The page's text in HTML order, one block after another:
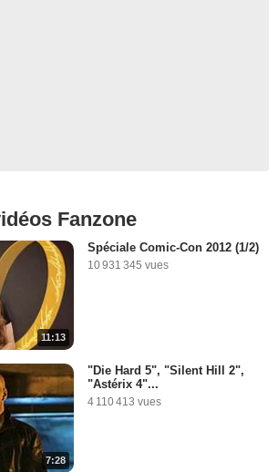
Fanzone
11:13
Spéciale Comic-Con 2012 (1/2)
10 931 345 vues
7:28
"Die Hard 5", "Silent Hill 2",
"Astérix 4"...
4 110 413 vues